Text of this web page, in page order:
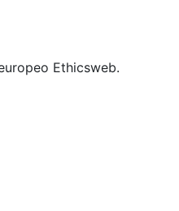
Ethicsweb.